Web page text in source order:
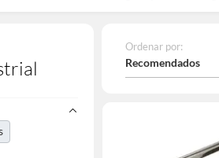
Ordenar por:
Recomendados